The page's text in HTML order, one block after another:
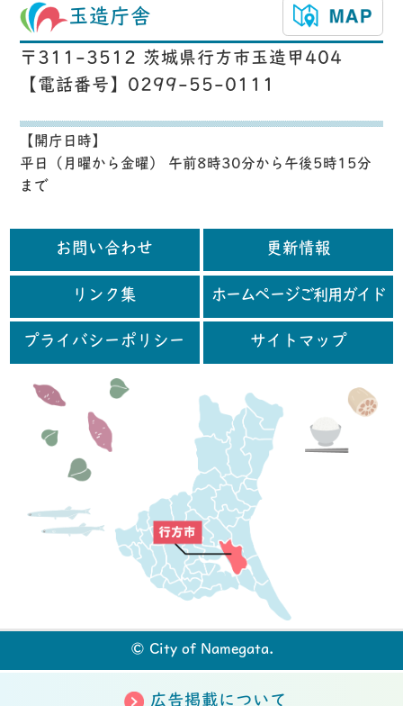
玉造庁舎
〒311-3512 茨城県行方市玉造甲404
【電話番号】0299-55-0111
【開庁日時】
平日（月曜から金曜） 午前8時30分から午後5時15分
まで
お問い合わせ 更新情報
リンク集 ホームページご利用ガイド
プライバシーポリシー サイトマップ
© City of Namegata.
広告掲載について